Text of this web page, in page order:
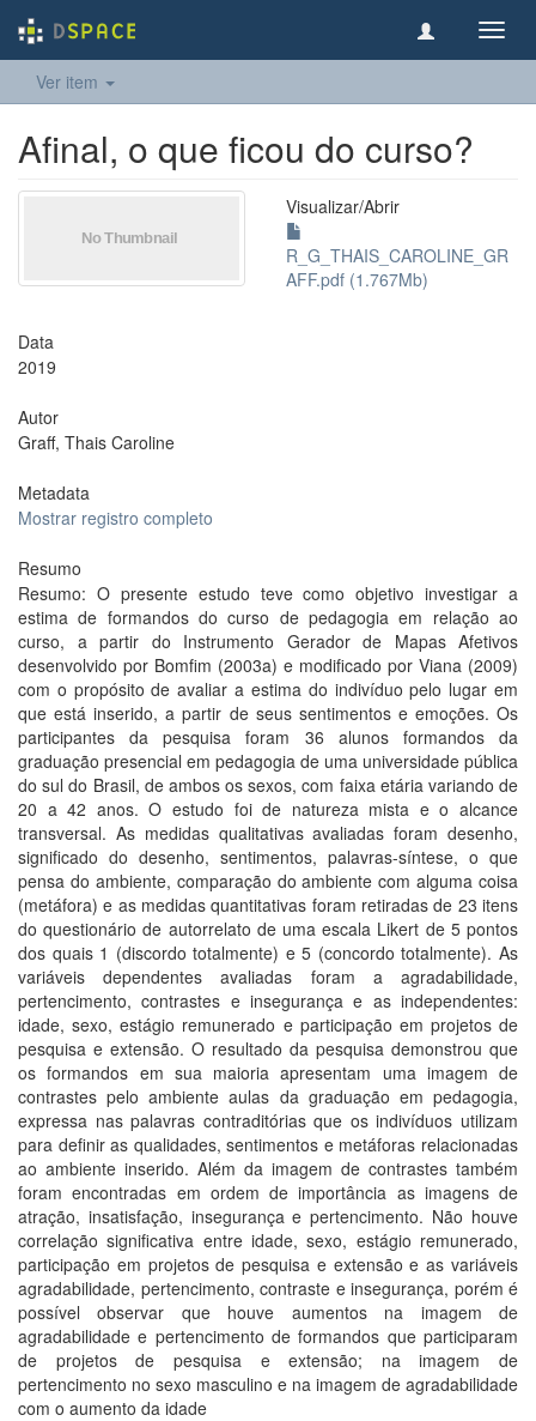
Ver item
Afinal, o que ficou do curso?
Visualizar/Abrir
R_G_THAIS_CAROLINE_GR
AFF.pdf (1.767Mb)
Data
2019
Autor
Graff, Thais Caroline
Metadata
Mostrar registro completo
Resumo
Resumo: O presente estudo teve como objetivo investigar a
estima de formandos do curso de pedagogia em relação ao
curso, a partir do Instrumento Gerador de Mapas Afetivos
desenvolvido por Bomfim (2003a) e modificado por Viana (2009)
com o propósito de avaliar a estima do indivíduo pelo lugar em
que está inserido, a partir de seus sentimentos e emoções. Os
participantes da pesquisa foram 36 alunos formandos da
graduação presencial em pedagogia de uma universidade pública
do sul do Brasil, de ambos os sexos, com faixa etária variando de
20 a 42 anos. O estudo foi de natureza mista e o alcance
transversal. As medidas qualitativas avaliadas foram desenho,
significado do desenho, sentimentos, palavras-síntese, o que
pensa do ambiente, comparação do ambiente com alguma coisa
(metáfora) e as medidas quantitativas foram retiradas de 23 itens
do questionário de autorrelato de uma escala Likert de 5 pontos
dos quais 1 (discordo totalmente) e 5 (concordo totalmente). As
variáveis dependentes avaliadas foram a agradabilidade,
pertencimento, contrastes e insegurança e as independentes:
idade, sexo, estágio remunerado e participação em projetos de
pesquisa e extensão. O resultado da pesquisa demonstrou que
os formandos em sua maioria apresentam uma imagem de
contrastes pelo ambiente aulas da graduação em pedagogia,
expressa nas palavras contraditórias que os indivíduos utilizam
para definir as qualidades, sentimentos e metáforas relacionadas
ao ambiente inserido. Além da imagem de contrastes também
foram encontradas em ordem de importância as imagens de
atração, insatisfação, insegurança e pertencimento. Não houve
correlação significativa entre idade, sexo, estágio remunerado,
participação em projetos de pesquisa e extensão e as variáveis
agradabilidade, pertencimento, contraste e insegurança, porém é
possível observar que houve aumentos na imagem de
agradabilidade e pertencimento de formandos que participaram
de projetos de pesquisa e extensão; na imagem de
pertencimento no sexo masculino e na imagem de agradabilidade
com o aumento da idade